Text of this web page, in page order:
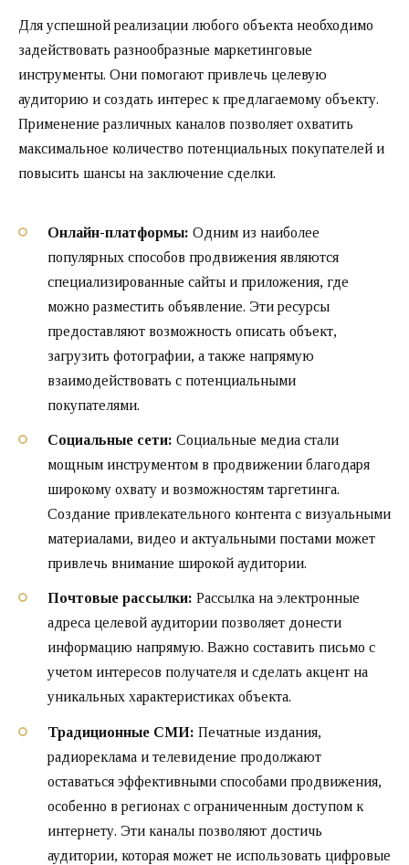
Для успешной реализации любого объекта необходимо
задействовать разнообразные маркетинговые
инструменты. Они помогают привлечь целевую
аудиторию и создать интерес к предлагаемому объекту.
Применение различных каналов позволяет охватить
максимальное количество потенциальных покупателей и
повысить шансы на заключение сделки.
Онлайн-платформы: Одним из наиболее
популярных способов продвижения являются
специализированные сайты и приложения, где
можно разместить объявление. Эти ресурсы
предоставляют возможность описать объект,
загрузить фотографии, а также напрямую
взаимодействовать с потенциальными
покупателями.
Социальные сети: Социальные медиа стали
мощным инструментом в продвижении благодаря
широкому охвату и возможностям таргетинга.
Создание привлекательного контента с визуальными
материалами, видео и актуальными постами может
привлечь внимание широкой аудитории.
Почтовые рассылки: Рассылка на электронные
адреса целевой аудитории позволяет донести
информацию напрямую. Важно составить письмо с
учетом интересов получателя и сделать акцент на
уникальных характеристиках объекта.
Традиционные СМИ: Печатные издания,
радиореклама и телевидение продолжают
оставаться эффективными способами продвижения,
особенно в регионах с ограниченным доступом к
интернету. Эти каналы позволяют достичь
аудитории, которая может не использовать цифровые